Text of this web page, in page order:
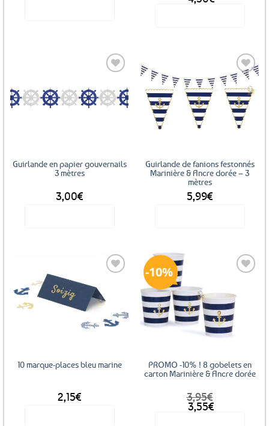
prix
prix
Ajouter
aux
Guirlande en papier gouvernails
3 mètres
3,00€
Ajouter
aux
favoris
Guirlande de fanions festonnés
Marinière & Ancre dorée – 3
mètres
5,99€
Ajouter
favoris
10 marque-places bleu marine
2,15€
10%
Ajouter
favoris
PROMO -10% ! 8 gobelets en
carton Marinière & Ancre dorée
3,95€
Le
prix
3,55€
Le
prix